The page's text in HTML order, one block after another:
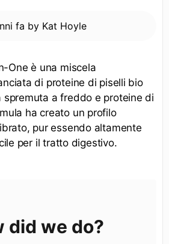
fa by Kat Hoyle
One è una miscela
di proteine di piselli bio
spremuta a freddo e proteine di
ha creato un profilo
pur essendo altamente
per il tratto digestivo.
did we do?